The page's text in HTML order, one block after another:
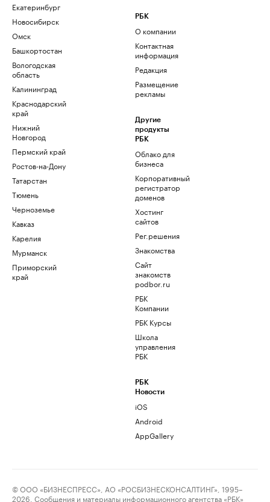
Екатеринбург
Новосибирск
Омск
Башкортостан
Вологодская
область
Калининград
Краснодарский
край
Нижний
Новгород
Пермский край
Ростов-на-Дону
Татарстан
Тюмень
Черноземье
Кавказ
Карелия
Мурманск
Приморский
край
РБК
О компании
Контактная
информация
Редакция
Размещение
рекламы
Другие
продукты
РБК
Облако для
бизнеса
Корпоративный
регистратор
доменов
Хостинг
сайтов
Рег.решения
Знакомства
Сайт
знакомств
podbor.ru
РБК
Компании
РБК Курсы
Школа
управления
РБК
РБК
Новости
iOS
Android
AppGallery
© ООО «БИЗНЕСПРЕСС», АО «РОСБИЗНЕСКОНСАЛТИНГ», 1995–
2026. Сообщения и материалы информационного агентства «РБК»